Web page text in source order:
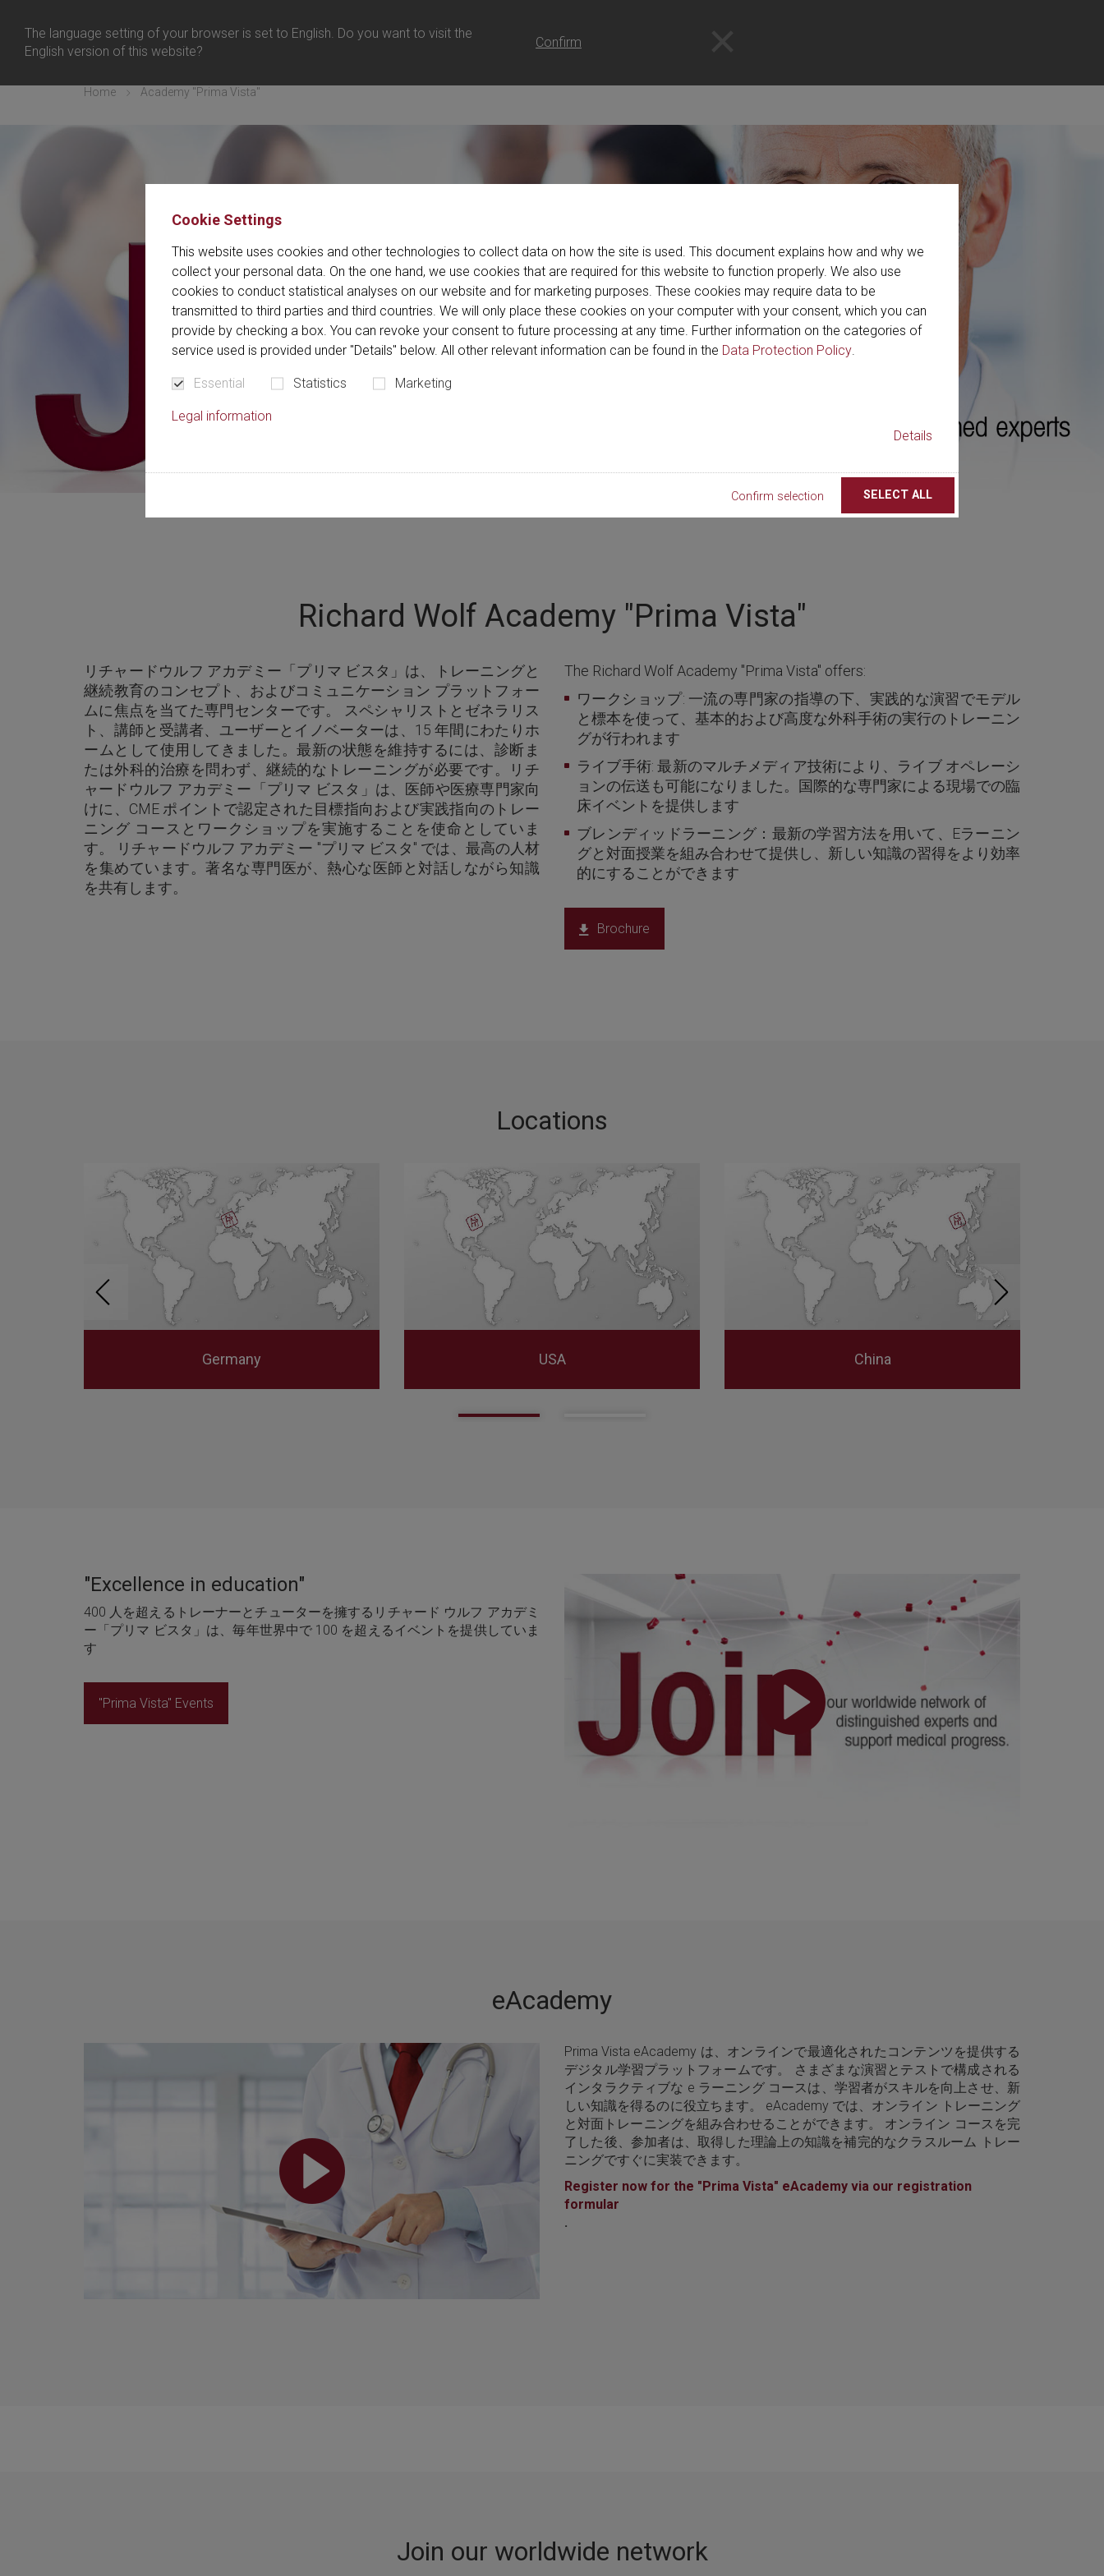
Cookie Settings
This website uses cookies and other technologies to collect data on how the site is used. This document explains how and why we
collect your personal data. On the one hand, we use cookies that are required for this website to function properly. We also use
cookies to conduct statistical analyses on our website and for marketing purposes. These cookies may require data to be
transmitted to third parties and third countries. We will only place these cookies on your computer with your consent, which you can
provide by checking a box. You can revoke your consent to future processing at any time. Further information on the categories of
service used is provided under "Details" below. All other relevant information can be found in the Data Protection Policy.
Essential Statistics Marketing
Legal information
Details
Confirm selection SELECT ALL
The language setting of your browser is set to English. Do you want to visit the
English version of this website?
Confirm
Home Academy "Prima Vista"
Richard Wolf Academy "Prima Vista"
リチャードウルフ アカデミー「プリマ ビスタ」は、トレーニングと
継続教育のコンセプト、およびコミュニケーション プラットフォー
ムに焦点を当てた専門センターです。 スペシャリストとゼネラリス
ト、講師と受講者、ユーザーとイノベーターは、15 年間にわたりホ
ームとして使用してきました。最新の状態を維持するには、診断ま
たは外科的治療を問わず、継続的なトレーニングが必要です。リチ
ャードウルフ アカデミー「プリマ ビスタ」は、医師や医療専門家向
けに、CME ポイントで認定された目標指向および実践指向のトレー
ニング コースとワークショップを実施することを使命としていま
す。 リチャードウルフ アカデミー "プリマ ビスタ" では、最高の人材
を集めています。著名な専門医が、熱心な医師と対話しながら知識
を共有します。
The Richard Wolf Academy "Prima Vista" offers:
ワークショップ: 一流の専門家の指導の下、実践的な演習でモデル
と標本を使って、基本的および高度な外科手術の実行のトレーニン
グが行われます
ライブ手術: 最新のマルチメディア技術により、ライブ オペレーシ
ョンの伝送も可能になりました。国際的な専門家による現場での臨
床イベントを提供します
ブレンディッドラーニング：最新の学習方法を用いて、Eラーニン
グと対面授業を組み合わせて提供し、新しい知識の習得をより効率
的にすることができます
Brochure
Locations
Germany USA China
"Excellence in education"
400 人を超えるトレーナーとチューターを擁するリチャード ウルフ アカデミ
ー「プリマ ビスタ」は、毎年世界中で 100 を超えるイベントを提供していま
す
"Prima Vista" Events
eAcademy
Prima Vista eAcademy は、オンラインで最適化されたコンテンツを提供する
デジタル学習プラットフォームです。 さまざまな演習とテストで構成される
インタラクティブな e ラーニング コースは、学習者がスキルを向上させ、新
しい知識を得るのに役立ちます。 eAcademy では、オンライン トレーニング
と対面トレーニングを組み合わせることができます。 オンライン コースを完
了した後、参加者は、取得した理論上の知識を補完的なクラスルーム トレー
ニングですぐに実装できます。
Register now for the "Prima Vista" eAcademy via our registration
formular
.
Join our worldwide network
メニュー ログイン 日本 - 日本語